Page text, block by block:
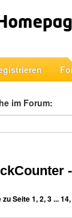
im Forum:
im Forum
zu Seite1,2,3...14,